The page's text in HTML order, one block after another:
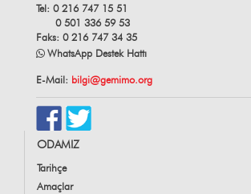
Tel: 0 216 747 15 51
0 501 336 59 53
Faks: 0 216 747 34 35
WhatsApp Destek Hattı
E-Mail: bilgi@gemimo.org
ODAMIZ
Tarihçe
Amaçlar